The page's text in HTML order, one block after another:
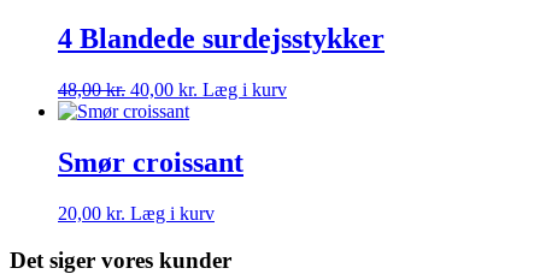
4 Blandede surdejsstykker
48,00kr. Den
oprindelige
48,00 kr..
40,00 kr. Den
40,00 kr..
Læg i kurv
Smør croissant
20,00 kr. Læg i kurv
Det siger vores kunder